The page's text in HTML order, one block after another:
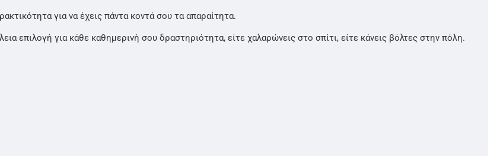
για να έχεις πάντα κοντά σου τα απαραίτητα.
επιλογή για κάθε καθημερινή σου δραστηριότητα, είτε χαλαρώνεις στο σπίτι, είτε κάνεις βόλτες στην πόλη.